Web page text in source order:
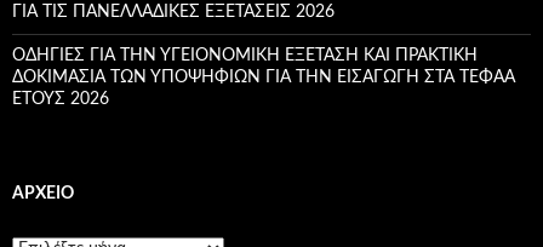
ΓΙΑ ΤΙΣ ΠΑΝΕΛΛΑΔΙΚΕΣ ΕΞΕΤΑΣΕΙΣ 2026
ΟΔΗΓΙΕΣ ΓΙΑ ΤΗΝ ΥΓΕΙΟΝΟΜΙΚΗ ΕΞΕΤΑΣΗ ΚΑΙ ΠΡΑΚΤΙΚΗ
ΔΟΚΙΜΑΣΙΑ ΤΩΝ ΥΠΟΨΗΦΙΩΝ ΓΙΑ ΤΗΝ ΕΙΣΑΓΩΓΗ ΣΤΑ ΤΕΦΑΑ
ETOYΣ 2026
ΑΡΧΕΊΟ